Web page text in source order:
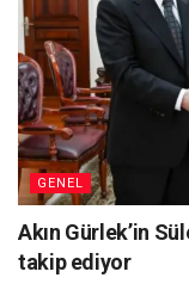
GENEL
Akın Gürlek’in
takip ediyor